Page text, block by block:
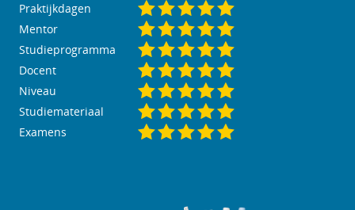
Praktijkdagen
Mentor
Studieprogramma
Docent
Niveau
Studiemateriaal
Examens